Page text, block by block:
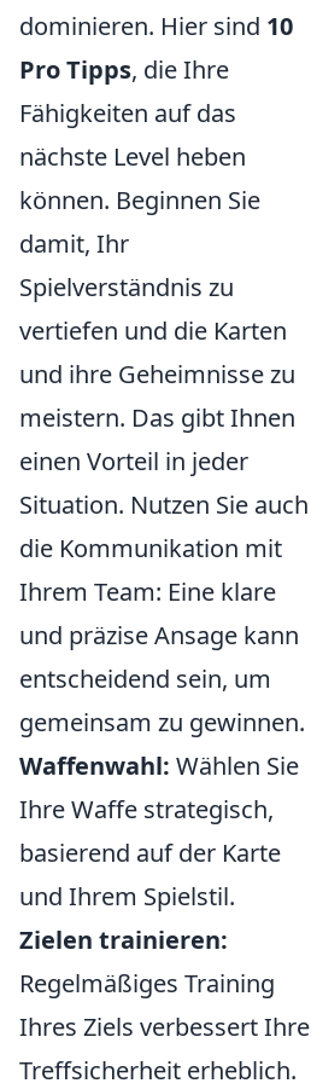
dominieren. Hier sind 10
Pro Tipps, die Ihre
Fähigkeiten auf das
nächste Level heben
können. Beginnen Sie
damit, Ihr
Spielverständnis zu
vertiefen und die Karten
und ihre Geheimnisse zu
meistern. Das gibt Ihnen
einen Vorteil in jeder
Situation. Nutzen Sie auch
die Kommunikation mit
Ihrem Team: Eine klare
und präzise Ansage kann
entscheidend sein, um
gemeinsam zu gewinnen.
Waffenwahl: Wählen Sie
Ihre Waffe strategisch,
basierend auf der Karte
und Ihrem Spielstil.
Zielen trainieren:
Regelmäßiges Training
Ihres Ziels verbessert Ihre
Treffsicherheit erheblich.